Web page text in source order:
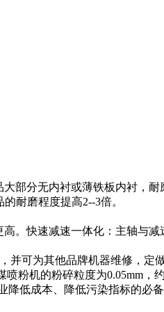
部分无内衬或薄铁板内衬，
耐磨程度提高2--3倍。
。快速减速一体化：主轴与
并可为其他品牌机器维修，定做
机的粉碎粒度为0.05mm，
业降低成本、降低污染指标